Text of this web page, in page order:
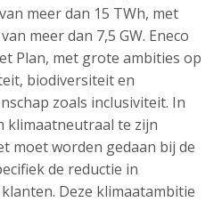
meer dan 15 TWh, met
meer dan 7,5 GW. Eneco
Plan, met grote ambities op
biodiversiteit en
zoals inclusiviteit. In
klimaatneutraal te zijn
moet worden gedaan bij de
de reductie in
Deze klimaatambitie